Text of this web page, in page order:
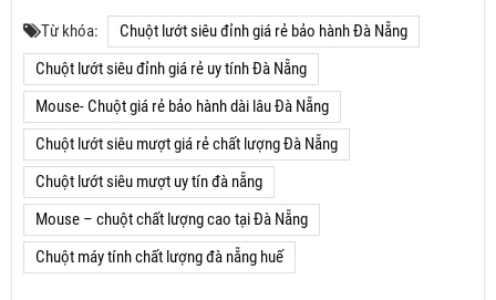
Từ khóa:
Chuột lướt siêu đỉnh giá rẻ bảo hành Đà Nẵng
Chuột lướt siêu đỉnh giá rẻ uy tính Đà Nẵng
Mouse- Chuột giá rẻ bảo hành dài lâu Đà Nẵng
Chuột lướt siêu mượt giá rẻ chất lượng Đà Nẵng
Chuột lướt siêu mượt uy tín đà nẵng
Mouse – chuột chất lượng cao tại Đà Nẵng
Chuột máy tính chất lượng đà nẵng huế